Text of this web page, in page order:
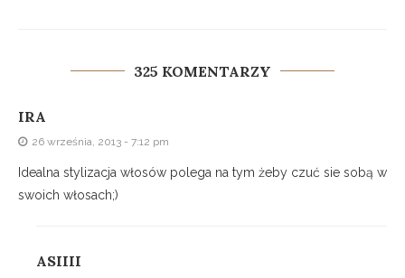
325 KOMENTARZY
IRA
26 września, 2013 - 7:12 pm
Idealna stylizacja włosów polega na tym żeby czuć sie sobą w
swoich włosach;)
ASIIII